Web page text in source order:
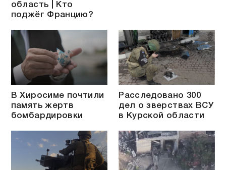
область | Кто
поджёг Францию?
В Хиросиме почтили
память жертв
бомбардировки
Расследовано 300
дел о зверствах ВСУ
в Курской области